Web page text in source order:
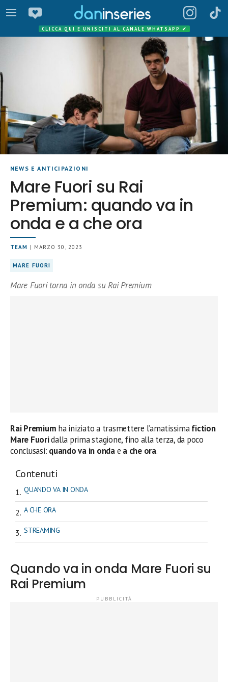
CLICCA QUI E UNISCITI AL CANALE WHATSAPP ✔
NEWS E ANTICIPAZIONI
Mare Fuori su Rai
Premium: quando va in
onda e a che ora
TEAM | MARZO 30, 2023
MARE FUORI
Mare Fuori torna in onda su Rai Premium
Rai Premium ha iniziato a trasmettere l’amatissimafiction
Mare Fuoridalla prima stagione, fino alla terza, da poco
conclusasi: quando va in ondae a che ora.
Contenuti
QUANDO VA IN ONDA
A CHE ORA
STREAMING
Quando va in onda Mare Fuori su
Rai Premium